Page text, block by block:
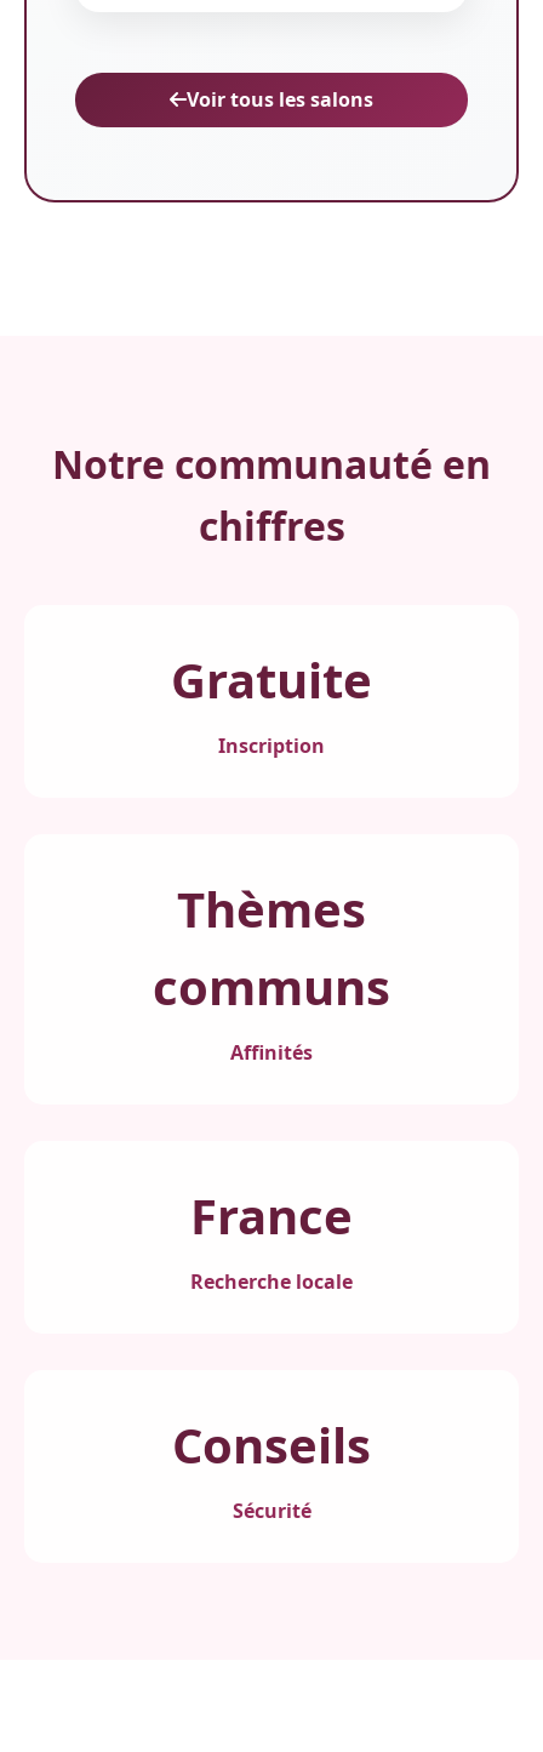
Voir tous les salons
Notre communauté en
chiffres
Gratuite
Inscription
Thèmes
communs
Affinités
France
Recherche locale
Conseils
Sécurité